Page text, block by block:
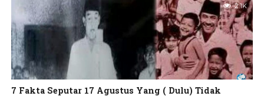
2.1K
7 Fakta Seputar 17 Agustus Yang ( Dulu) Tidak